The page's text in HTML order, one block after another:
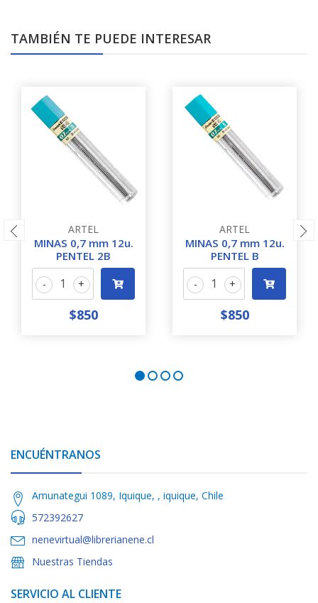
TAMBIÉN TE PUEDE INTERESAR
ARTEL
MINAS 0,7 mm 12u.
PENTEL 2B
+
-
$850
ARTEL
MINAS 0,7 mm 12u.
PENTEL B
+
-
$850
ENCUÉNTRANOS
Amunategui 1089, Iquique, , iquique, Chile
572392627
nenevirtual@librerianene.cl
Nuestras Tiendas
SERVICIO AL CLIENTE